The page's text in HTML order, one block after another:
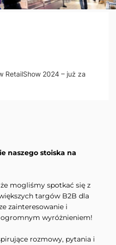
RetailShow 2024 – już za
naszego stoiska na
mogliśmy spotkać się z
targów B2B dla
zainteresowanie i
ogromnym wyróżnieniem!
rozmowy, pytania i